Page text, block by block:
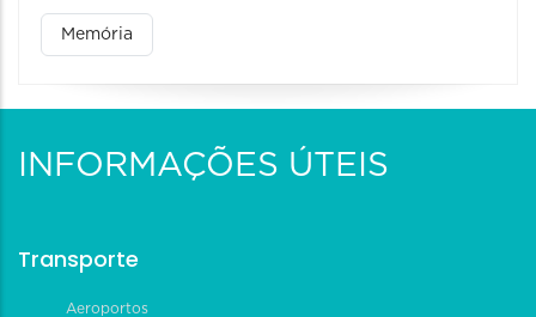
Memória
INFORMAÇÕES ÚTEIS
Transporte
Aeroportos